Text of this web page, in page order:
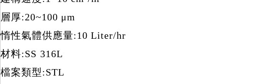
層厚:20~100 μm
惰性氣體供應量:10 Liter/hr
材料:SS 316L
檔案類型:STL